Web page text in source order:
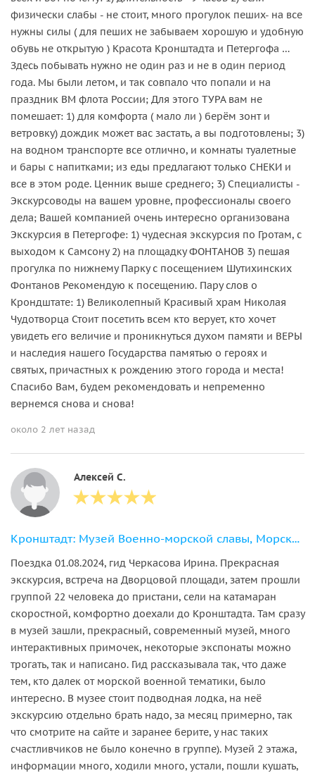
физически слабы - не стоит, много прогулок пеших- на все
нужны силы ( для пеших не забываем хорошую и удобную
обувь не открытую ) Красота Кронштадта и Петергофа …
Здесь побывать нужно не один раз и не в один период
года. Мы были летом, и так совпало что попали и на
праздник ВМ флота России; Для этого ТУРА вам не
помешает: 1) для комфорта ( мало ли ) берём зонт и
ветровку) дождик может вас застать, а вы подготовлены; 3)
на водном транспорте все отлично, и комнаты туалетные
и бары с напитками; из еды предлагают только СНЕКИ и
все в этом роде. Ценник выше среднего; 3) Специалисты -
Экскурсоводы на вашем уровне, профессионалы своего
дела; Вашей компанией очень интересно организована
Экскурсия в Петергофе: 1) чудесная экскурсия по Гротам, с
выходом к Самсону 2) на площадку ФОНТАНОВ 3) пешая
прогулка по нижнему Парку с посещением Шутихинских
Фонтанов Рекомендую к посещению. Пару слов о
Крондштате: 1) Великолепный Красивый храм Николая
Чудотворца Стоит посетить всем кто верует, кто хочет
увидеть его величие и проникнуться духом памяти и ВЕРЫ
и наследия нашего Государства памятью о героях и
святых, причастных к рождению этого города и места!
Спасибо Вам, будем рекомендовать и непременно
вернемся снова и снова!
около 2 лет назад
Алексей С.
Кронштадт: Музей Военно-морской славы, Морской собор + метеор
Поездка 01.08.2024, гид Черкасова Ирина. Прекрасная
экскурсия, встреча на Дворцовой площади, затем прошли
группой 22 человека до пристани, сели на катамаран
скоростной, комфортно доехали до Кронштадта. Там сразу
в музей зашли, прекрасный, современный музей, много
интерактивных примочек, некоторые экспонаты можно
трогать, так и написано. Гид рассказывала так, что даже
тем, кто далек от морской военной тематики, было
интересно. В музее стоит подводная лодка, на неё
экскурсию отдельно брать надо, за месяц примерно, так
что смотрите на сайте и заранее берите, у нас таких
счастливчиков не было конечно в группе). Музей 2 этажа,
информации много, ходили много, устали, пошли кушать,